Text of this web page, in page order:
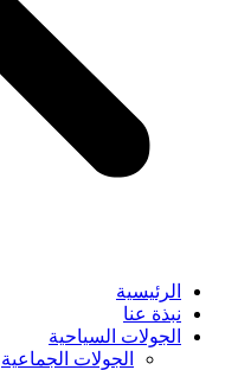
الرئيسية
نبذة عنا
الجولات السياحية
الجولات الجماعية